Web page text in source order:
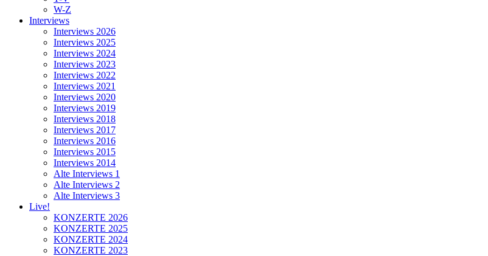
W-Z
Interviews
Interviews 2026
Interviews 2025
Interviews 2024
Interviews 2023
Interviews 2022
Interviews 2021
Interviews 2020
Interviews 2019
Interviews 2018
Interviews 2017
Interviews 2016
Interviews 2015
Interviews 2014
Alte Interviews 1
Alte Interviews 2
Alte Interviews 3
Live!
KONZERTE 2026
KONZERTE 2025
KONZERTE 2024
KONZERTE 2023